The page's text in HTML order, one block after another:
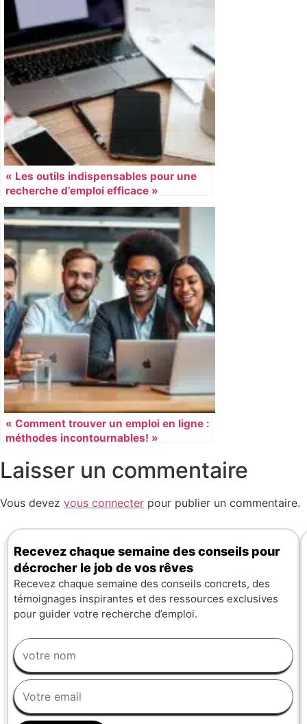
« Les outils indispensables pour une
recherche d’emploi efficace »
« Comment trouver un emploi en ligne :
méthodes incontournables! »
Laisser un commentaire
Vous devez vous connecter pour publier un commentaire.
Recevez chaque semaine des conseils pour
décrocher le job de vos rêves
Recevez chaque semaine des conseils concrets, des
témoignages inspirantes et des ressources exclusives
pour guider votre recherche d’emploi.